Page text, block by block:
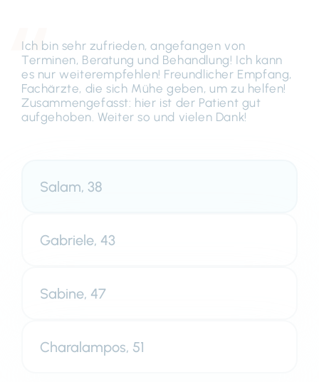
Ich bin sehr zufrieden, angefangen von
Terminen, Beratung und Behandlung! Ich kann
es nur weiterempfehlen! Freundlicher Empfang,
Fachärzte, die sich Mühe geben, um zu helfen!
Zusammengefasst: hier ist der Patient gut
aufgehoben. Weiter so und vielen Dank!
Salam, 38
Gabriele, 43
Sabine, 47
Charalampos, 51